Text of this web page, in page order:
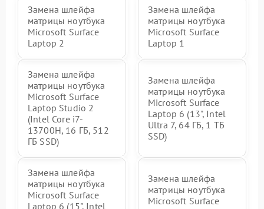
Замена шлейфа
матрицы ноутбука
Microsoft Surface
Laptop 2
Замена шлейфа
матрицы ноутбука
Microsoft Surface
Laptop 1
Замена шлейфа
матрицы ноутбука
Microsoft Surface
Laptop Studio 2
(Intel Core i7-
13700H, 16 ГБ, 512
ГБ SSD)
Замена шлейфа
матрицы ноутбука
Microsoft Surface
Laptop 6 (13", Intel
Ultra 7, 64 ГБ, 1 ТБ
SSD)
Замена шлейфа
матрицы ноутбука
Microsoft Surface
Laptop 6 (15", Intel
Замена шлейфа
матрицы ноутбука
Microsoft Surface